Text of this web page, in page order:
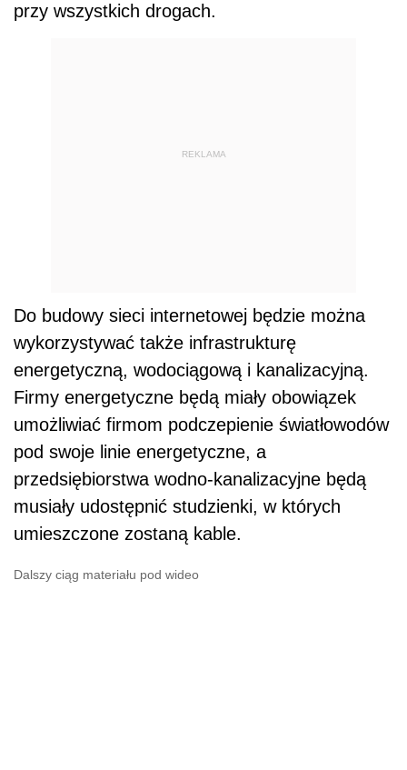
przy wszystkich drogach.
REKLAMA
Do budowy sieci internetowej będzie można
wykorzystywać także infrastrukturę
energetyczną, wodociągową i kanalizacyjną.
Firmy energetyczne będą miały obowiązek
umożliwiać firmom podczepienie światłowodów
pod swoje linie energetyczne, a
przedsiębiorstwa wodno-kanalizacyjne będą
musiały udostępnić studzienki, w których
umieszczone zostaną kable.
Dalszy ciąg materiału pod wideo